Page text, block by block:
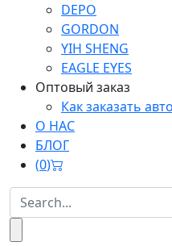
DEPO
GORDON
YIH SHENG
EAGLE EYES
Оптовый заказ
Как заказать
О НАС
БЛОГ
(0)